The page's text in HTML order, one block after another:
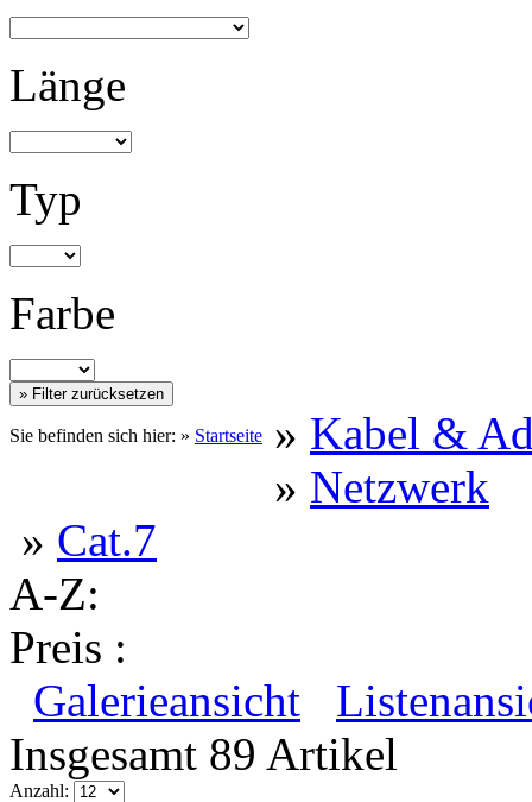
Länge
Typ
Farbe
Sie befinden sich hier: » Startseite » Kabel &
» Netzwerk
» Cat.7
A-Z:
Preis :
Galerieansicht
Insgesamt 89 Artikel
Anzahl: